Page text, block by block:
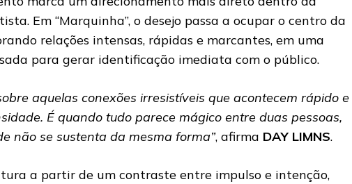
Em “Marquinha”, o desejo passa a ocupar o centro da
relações intensas, rápidas e marcantes, em uma
para gerar identificação imediata com o público.
aquelas conexões irresistíveis que acontecem rápido e
É quando tudo parece mágico entre duas pessoas,
não se sustenta da mesma forma”, afirma DAY LIMNS.
a partir de um contraste entre impulso e intenção,